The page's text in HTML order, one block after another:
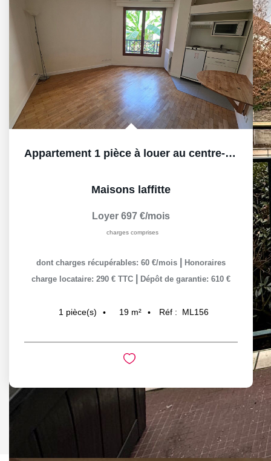
Appartement 1 pièce à louer au centre-ville de...
Maisons laffitte
Loyer 697 €/mois
charges comprises
dont charges récupérables: 60 €/mois
Honoraires
charge locataire: 290 € TTC
Dépôt de garantie: 610 €
1 pièce(s) 19 m² Réf : ML156